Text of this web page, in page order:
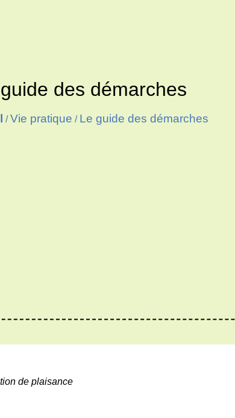
des démarches
/Vie pratique / Le guide des démarches
de plaisance